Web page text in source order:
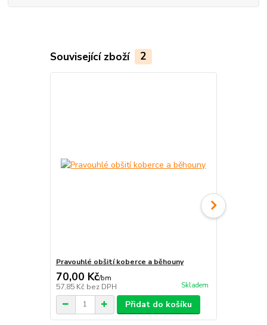
Související zboží 2
Pravouhlé obšití koberce a běhouny
70,00 Kč/bm
57,85 Kč bez DPH Skladem
Přidat do košíku